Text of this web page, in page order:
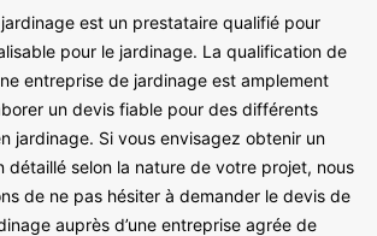
est un prestataire qualifié pour
pour le jardinage. La qualification de
entreprise de jardinage est amplement
un devis fiable pour des différents
jardinage. Si vous envisagez obtenir un
détaillé selon la nature de votre projet, nous
de ne pas hésiter à demander le devis de
auprès d’une entreprise agrée de